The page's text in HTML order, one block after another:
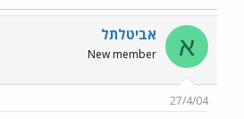
א אביטלתל
New member
27/4/04